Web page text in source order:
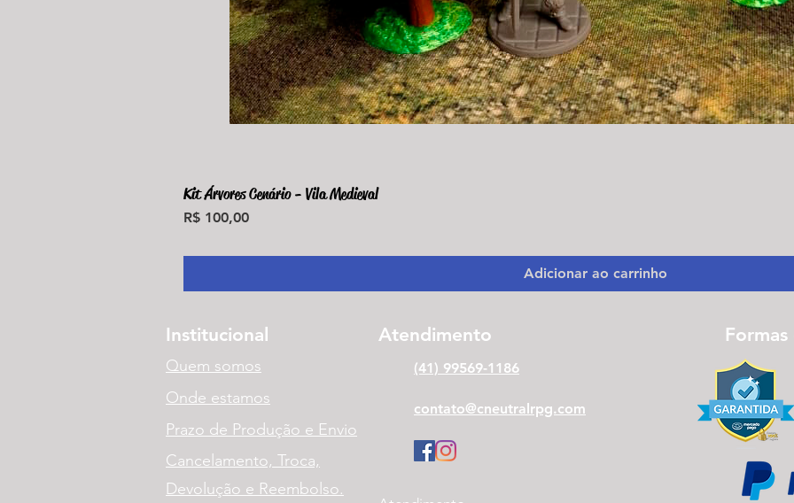
Kit Árvores Cenário - Vila Medieval
Preço
R$ 100,00
Adicionar ao carrinho
Institucional Atendimento
Quem somos (41) 99569-1186
Onde estamos
Prazo de Produção e Envio
Cancelamento, Troca,
Devolução e Reembolso.
contato@cneutralrpg.com